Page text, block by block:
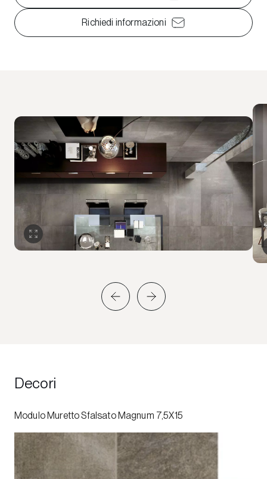
Richiedi informazioni
Decori
Modulo Muretto Sfalsato Magnum 7,5X15